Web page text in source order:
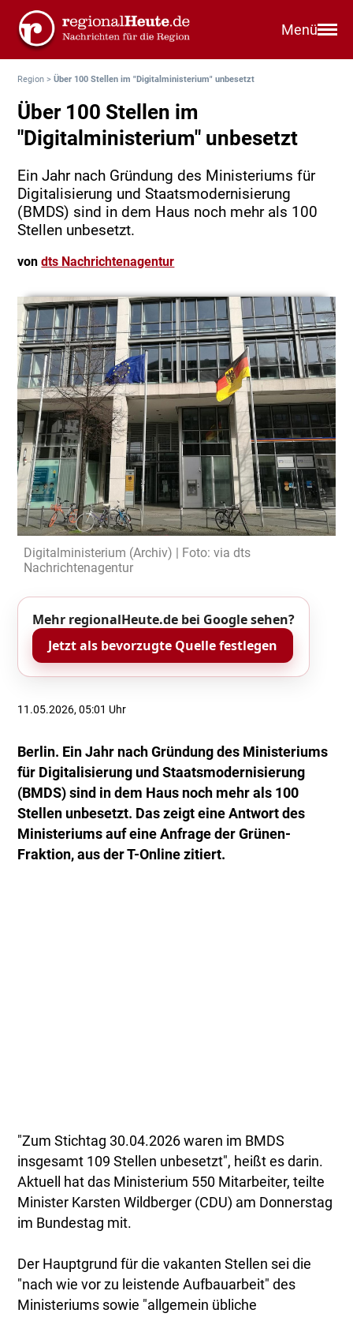
Menü
Region >Über 100 Stellen im "Digitalministerium" unbesetzt
Über 100 Stellen im
"Digitalministerium" unbesetzt
Ein Jahr nach Gründung des Ministeriums für
Digitalisierung und Staatsmodernisierung
(BMDS) sind in dem Haus noch mehr als 100
Stellen unbesetzt.
vondts Nachrichtenagentur
Digitalministerium (Archiv) | Foto: via dts
Nachrichtenagentur
Mehr regionalHeute.de bei Google sehen?
Jetzt als bevorzugte Quelle festlegen
11.05.2026, 05:01 Uhr
Berlin. Ein Jahr nach Gründung des Ministeriums
für Digitalisierung und Staatsmodernisierung
(BMDS) sind in dem Haus noch mehr als 100
Stellen unbesetzt. Das zeigt eine Antwort des
Ministeriums auf eine Anfrage der Grünen-
Fraktion, aus der T-Online zitiert.
"Zum Stichtag 30.04.2026 waren im BMDS
insgesamt 109 Stellen unbesetzt", heißt es darin.
Aktuell hat das Ministerium 550 Mitarbeiter, teilte
Minister Karsten Wildberger (CDU) am Donnerstag
im Bundestag mit.
Der Hauptgrund für die vakanten Stellen sei die
"nach wie vor zu leistende Aufbauarbeit" des
Ministeriums sowie "allgemein übliche